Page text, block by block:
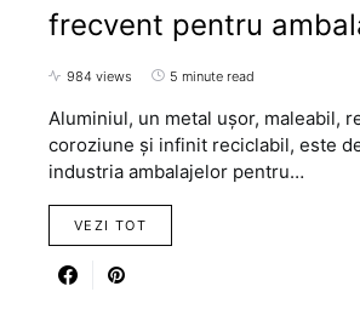
frecvent pentru
984 views 5 minute read
Aluminiul, un metal ușor, maleabil,
coroziune și infinit reciclabil, este
industria ambalajelor pentru…
VEZI TOT